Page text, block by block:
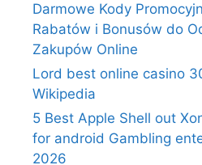
Darmowe Kody
Rabatów i Bonusów do
Zakupów Online
Lord best online casino
Wikipedia
5 Best Apple Shell out
for android Gambling
2026